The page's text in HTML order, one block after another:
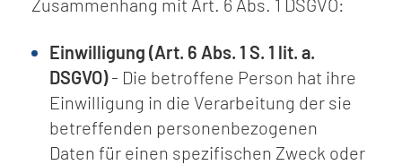
Zusammenhang mit Art. 6 Abs. 1 DSGVO:
Einwilligung (Art. 6 Abs. 1 S. 1 lit. a.
DSGVO)- Die betroffene Person hat ihre
Einwilligung in die Verarbeitung der sie
betreffenden personenbezogenen
Daten für einen spezifischen Zweck oder